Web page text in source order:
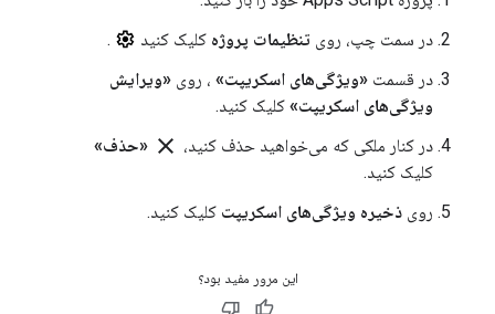
در سمت چپ، روی تنظیمات پروژه کلیک کنید
.
در قسمت «ویژگی‌های اسکریپت» ، روی «ویرایش
ویژگی‌های اسکریپت» کلیک کنید.
در کنار ملکی که می‌خواهید حذف کنید، close «حذف»
کلیک کنید.
روی ذخیره ویژگی‌های اسکریپت کلیک کنید.
این مرور مفید بود؟